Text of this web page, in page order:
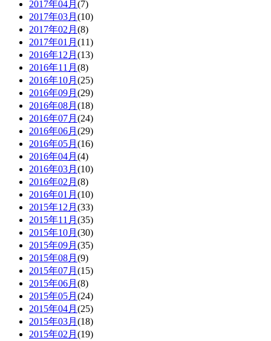
2017年04月 (7)
2017年03月 (10)
2017年02月 (8)
2017年01月 (11)
2016年12月 (13)
2016年11月 (8)
2016年10月 (25)
2016年09月 (29)
2016年08月 (18)
2016年07月 (24)
2016年06月 (29)
2016年05月 (16)
2016年04月 (4)
2016年03月 (10)
2016年02月 (8)
2016年01月 (10)
2015年12月 (33)
2015年11月 (35)
2015年10月 (30)
2015年09月 (35)
2015年08月 (9)
2015年07月 (15)
2015年06月 (8)
2015年05月 (24)
2015年04月 (25)
2015年03月 (18)
2015年02月 (19)